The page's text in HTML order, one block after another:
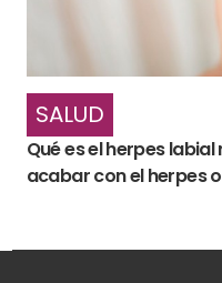
SALUD
Qué es el herpes
acabar con el herpes